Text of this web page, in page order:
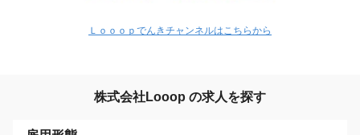
Ｌｏｏｏｐでんきチャンネルはこちらから
株式会社Looop の求人を探す